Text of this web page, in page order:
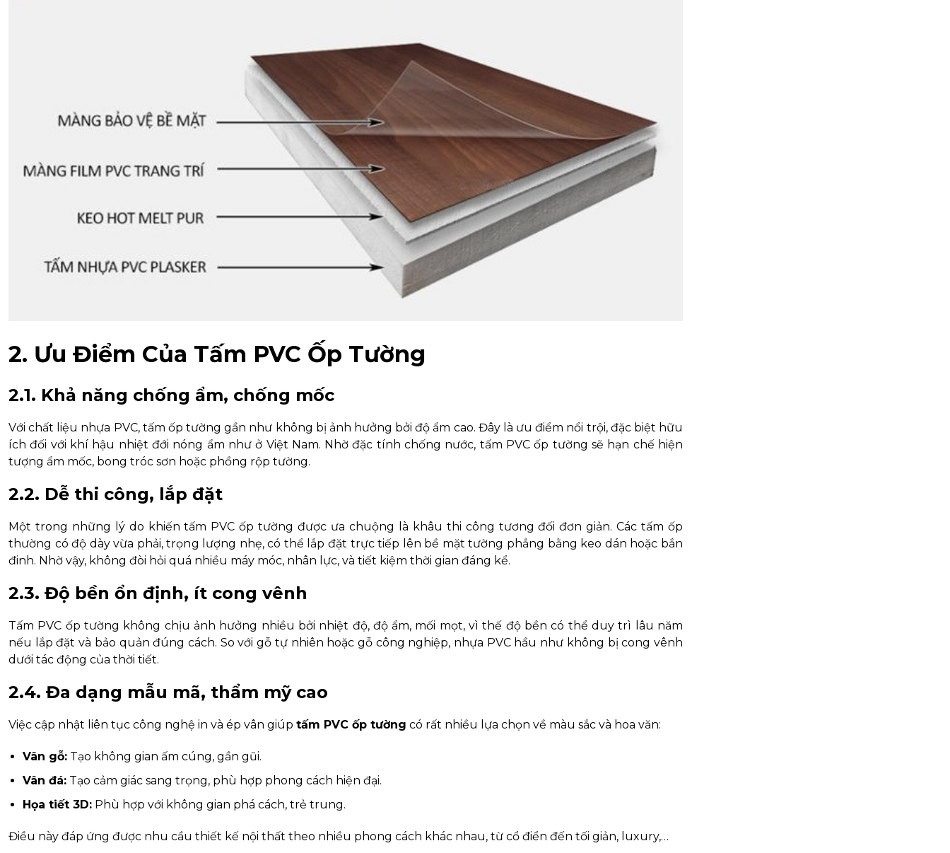
2. Ưu Điểm Của Tấm PVC Ốp Tường
2.1. Khả năng chống ẩm, chống mốc
Với chất liệu nhựa PVC, tấm ốp tường gần như không bị ảnh hưởng bởi độ ẩm cao. Đây là ưu điểm nổi trội, đặc biệt hữu
ích đối với khí hậu nhiệt đới nóng ẩm như ở Việt Nam. Nhờ đặc tính chống nước, tấm PVC ốp tường sẽ hạn chế hiện
tượng ẩm mốc, bong tróc sơn hoặc phồng rộp tường.
2.2. Dễ thi công, lắp đặt
Một trong những lý do khiến tấm PVC ốp tường được ưa chuộng là khâu thi công tương đối đơn giản. Các tấm ốp
thường có độ dày vừa phải, trọng lượng nhẹ, có thể lắp đặt trực tiếp lên bề mặt tường phẳng bằng keo dán hoặc bắn
đinh. Nhờ vậy, không đòi hỏi quá nhiều máy móc, nhân lực, và tiết kiệm thời gian đáng kể.
2.3. Độ bền ổn định, ít cong vênh
Tấm PVC ốp tường không chịu ảnh hưởng nhiều bởi nhiệt độ, độ ẩm, mối mọt, vì thế độ bền có thể duy trì lâu năm
nếu lắp đặt và bảo quản đúng cách. So với gỗ tự nhiên hoặc gỗ công nghiệp, nhựa PVC hầu như không bị cong vênh
dưới tác động của thời tiết.
2.4. Đa dạng mẫu mã, thẩm mỹ cao
Việc cập nhật liên tục công nghệ in và ép vân giúp tấm PVC ốp tường có rất nhiều lựa chọn về màu sắc và hoa văn:
Vân gỗ: Tạo không gian ấm cúng, gần gũi.
Vân đá: Tạo cảm giác sang trọng, phù hợp phong cách hiện đại.
Họa tiết 3D: Phù hợp với không gian phá cách, trẻ trung.
Điều này đáp ứng được nhu cầu thiết kế nội thất theo nhiều phong cách khác nhau, từ cổ điển đến tối giản, luxury,…